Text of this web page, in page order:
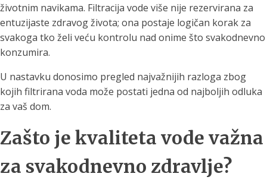
životnim navikama. Filtracija vode više nije rezervirana za
entuzijaste zdravog života; ona postaje logičan korak za
svakoga tko želi veću kontrolu nad onime što svakodnevno
konzumira.
U nastavku donosimo pregled najvažnijih razloga zbog
kojih filtrirana voda može postati jedna od najboljih odluka
za vaš dom.
Zašto je kvaliteta vode važna
za svakodnevno zdravlje?